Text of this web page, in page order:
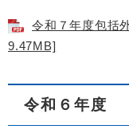
令和７年度包括
9.47MB]
令和６年度